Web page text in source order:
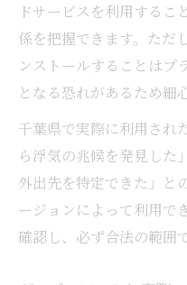
ドサービスを利用するこ
係を把握できます。ただ
ンストールすることはプ
となる恐れがあるため細
千葉県で実際に利用され
ら浮気の兆候を発見した
外出先を特定できた」と
ージョンによって利用で
確認し、必ず合法の範囲